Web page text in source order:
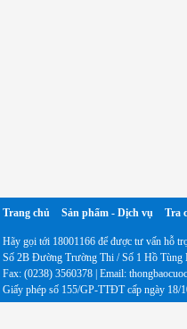
Trang chủ Sản phẩm - Dịch vụ Tra
Hãy gọi tới 18001166 để được tư vấn hỗ
Số 2B Đường Trường Thi / Số 1 Hồ Tùng
Fax: (0238) 3560378 | Email:
Giấy phép số 155/GP-TTĐT cấp ngày 18/